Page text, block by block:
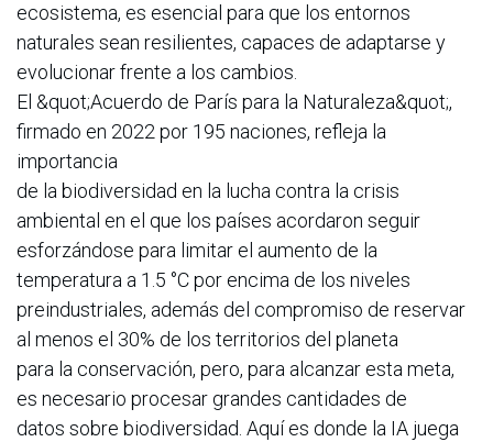
ecosistema, es esencial para que los entornos
naturales sean resilientes, capaces de adaptarse y
evolucionar frente a los cambios.
El &quot;Acuerdo de París para la Naturaleza&quot;,
firmado en 2022 por 195 naciones, refleja la
importancia
de la biodiversidad en la lucha contra la crisis
ambiental en el que los países acordaron seguir
esforzándose para limitar el aumento de la
temperatura a 1.5 °C por encima de los niveles
preindustriales, además del compromiso de reservar
al menos el 30% de los territorios del planeta
para la conservación, pero, para alcanzar esta meta,
es necesario procesar grandes cantidades de
datos sobre biodiversidad. Aquí es donde la IA juega